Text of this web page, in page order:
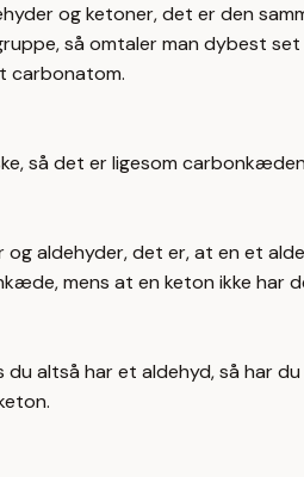
og ketoner, det er den
så omtaler man dybest
carbonatom.
så det er ligesom
aldehyder, det er, at en et
mens at en keton ikke
du altså har et aldehyd, så har